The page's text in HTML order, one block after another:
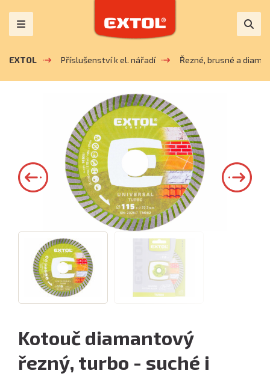
EXTOL Příslušenství k el. nářadí Řezné, brusné a
Kotouč diamantový
řezný, turbo - suché i